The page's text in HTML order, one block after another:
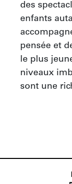
des
enfants
pensée et
le plus
niveaux
sont une